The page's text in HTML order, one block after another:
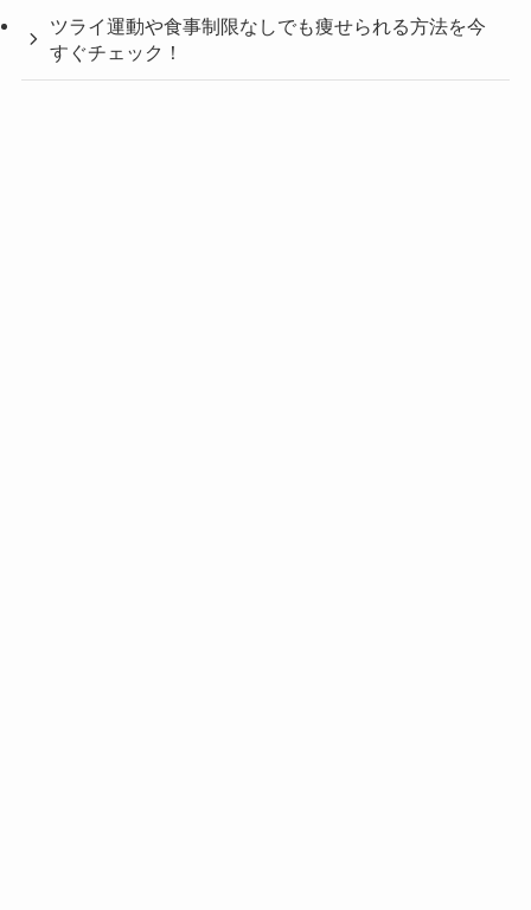
ツライ運動や食事制限なしでも痩せられる方法を今
すぐチェック！